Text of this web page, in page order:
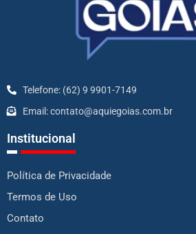
Telefone: (62) 9 9901-7149
Email: contato@aquiegoias.com.br
Institucional
Política de Privacidade
Termos de Uso
Contato